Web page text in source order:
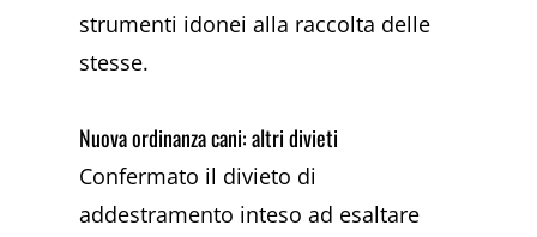
strumenti idonei alla raccolta delle
stesse.
Nuova ordinanza cani: altri divieti
Confermato il divieto di
addestramento inteso ad esaltare